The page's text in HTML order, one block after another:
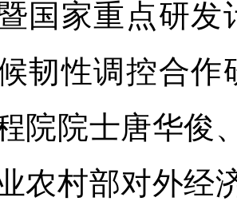
国家重点研发
韧性调控合作
院院士唐华俊
农村部对外经